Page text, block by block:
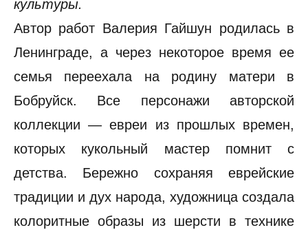
культуры.
Автор работ Валерия Гайшун родилась в
Ленинграде, а через некоторое время ее
семья переехала на родину матери в
Бобруйск. Все персонажи авторской
коллекции — евреи из прошлых времен,
которых кукольный мастер помнит с
детства. Бережно сохраняя еврейские
традиции и дух народа, художница создала
колоритные образы из шерсти в технике